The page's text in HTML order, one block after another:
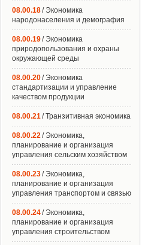
08.00.18/ Экономика
народонаселения и демография
08.00.19/ Экономика
природопользования и охраны
окружающей среды
08.00.20/ Экономика
стандартизации и управление
качеством продукции
08.00.21/ Транзитивная экономика
08.00.22/ Экономика,
планирование и организация
управления сельским хозяйством
08.00.23/ Экономика,
планирование и организация
управления транспортом и связью
08.00.24/ Экономика,
планирование и организация
управления строительством